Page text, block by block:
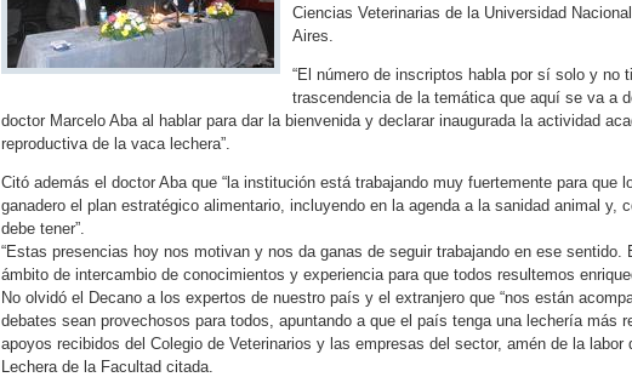
Ciencias Veterinarias de la Universidad
Aires.
“El número de inscriptos habla por sí solo y no
trascendencia de la temática que aquí se va a
doctor Marcelo Aba al hablar para dar la bienvenida y declarar inaugurada la actividad
reproductiva de la vaca lechera”.
Citó además el doctor Aba que “la institución está trabajando muy fuertemente para que
ganadero el plan estratégico alimentario, incluyendo en la agenda a la sanidad animal y,
debe tener”.
“Estas presencias hoy nos motivan y nos da ganas de seguir trabajando en ese sentido.
ámbito de intercambio de conocimientos y experiencia para que todos resultemos
No olvidó el Decano a los expertos de nuestro país y el extranjero que “nos están
debates sean provechosos para todos, apuntando a que el país tenga una lechería más
apoyos recibidos del Colegio de Veterinarios y las empresas del sector, amén de la labor
Lechera de la Facultad citada.